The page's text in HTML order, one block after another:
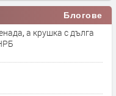
Блогове
а крушка с дълга